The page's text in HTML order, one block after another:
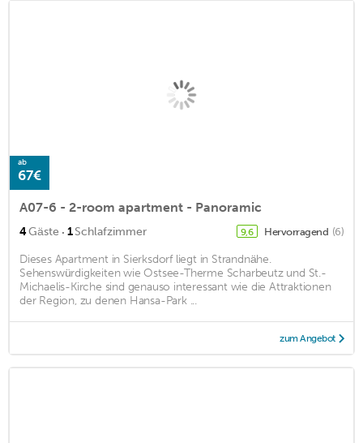
ab
67€
A07-6 - 2-room apartment - Panoramic
4Gäste · 1Schlafzimmer 9,6 Hervorragend (6)
Dieses Apartment in Sierksdorf liegt in Strandnähe.
Sehenswürdigkeiten wie Ostsee-Therme Scharbeutz und St.-
Michaelis-Kirche sind genauso interessant wie die Attraktionen
der Region, zu denen Hansa-Park ...
zum Angebot